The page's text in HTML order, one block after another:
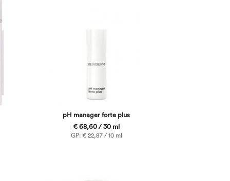
pH manager forte plus
€ 68,60 / 30 ml
GP: € 22,87 / 10 ml